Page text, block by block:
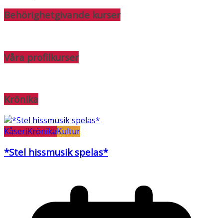
Behörighetgivande kurser
Våra profilkurser
Krönika
KåseriKrönikaKultur
*Stel hissmusik spelas*